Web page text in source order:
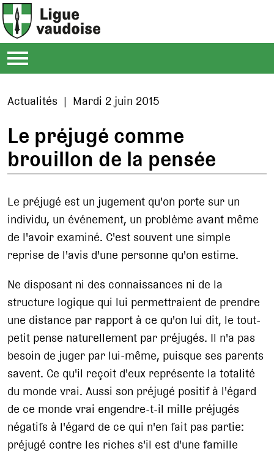
Actualités | Mardi 2 juin 2015
Le préjugé comme
brouillon de la pensée
Le préjugé est un jugement qu'on porte sur un
individu, un événement, un problème avant même
de l'avoir examiné. C'est souvent une simple
reprise de l'avis d'une personne qu'on estime.
Ne disposant ni des connaissances ni de la
structure logique qui lui permettraient de prendre
une distance par rapport à ce qu'on lui dit, le tout-
petit pense naturellement par préjugés. Il n'a pas
besoin de juger par lui-même, puisque ses parents
savent. Ce qu'il reçoit d'eux représente la totalité
du monde vrai. Aussi son préjugé positif à l'égard
de ce monde vrai engendre-t-il mille préjugés
négatifs à l'égard de ce qui n'en fait pas partie:
préjugé contre les riches s'il est d'une famille